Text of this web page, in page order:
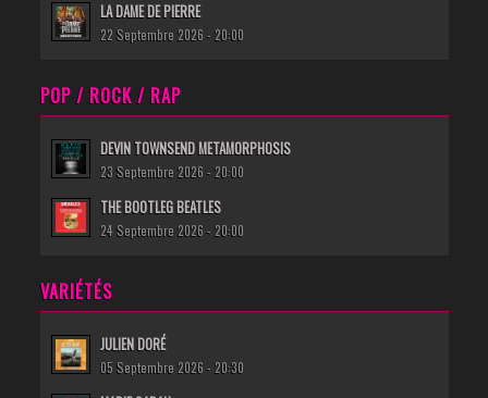
LA DAME DE PIERRE
22 Septembre 2026 - 20:00
POP / ROCK / RAP
DEVIN TOWNSEND METAMORPHOSIS
23 Septembre 2026 - 20:00
THE BOOTLEG BEATLES
24 Septembre 2026 - 20:00
VARIÉTÉS
JULIEN DORÉ
05 Septembre 2026 - 20:30